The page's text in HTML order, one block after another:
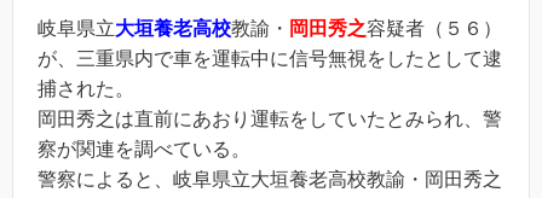
岐阜県立大垣養老高校教諭・ 岡田秀之容疑者（５６）
が、三重県内で車を運転中に信号無視をしたとして逮
捕された。
岡田秀之は直前にあおり運転をしていたとみられ、警
察が関連を調べている。
警察によると、岐阜県立大垣養老高校教諭・岡田秀之